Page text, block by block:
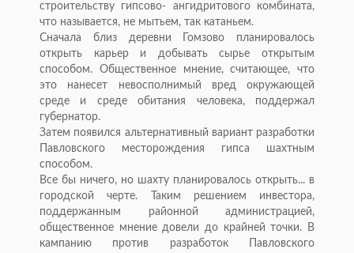
строительству гипсово- ангидритового комбината,
что называется, не мытьем, так катаньем.
Сначала близ деревни Гомзово планировалось
открыть карьер и добывать сырье открытым
способом. Общественное мнение, считающее, что
это нанесет невосполнимый вред окружающей
среде и среде обитания человека, поддержал
губернатор.
Затем появился альтернативный вариант разработки
Павловского месторождения гипса шахтным
способом.
Все бы ничего, но шахту планировалось открыть... в
городской черте. Таким решением инвестора,
поддержанным районной администрацией,
общественное мнение довели до крайней точки. В
кампанию против разработок Павловского